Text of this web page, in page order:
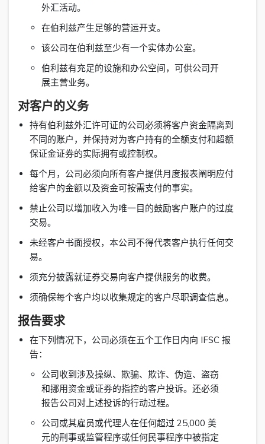
外汇活动。
在伯利兹产生足够的营运开支。
该公司在伯利兹至少有一个实体办公室。
伯利兹有充足的设施和办公空间，可供公司开
展主营业务。
对客户的义务
持有伯利兹外汇许可证的公司必须将客户资金隔离到
不同的账户，并保持对为客户持有的全额支付和超额
保证金证券的实际拥有或控制权。
每个月，公司必须向所有客户提供月度报表阐明应付
给客户的金额以及资金可按需支付的事实。
禁止公司以增加收入为唯一目的鼓励客户账户的过度
交易。
未经客户书面授权，本公司不得代表客户执行任何交
易。
须充分披露就证券交易向客户提供服务的收费。
须确保每个客户均以收集规定的客户尽职调查信息。
报告要求
在下列情况下，公司必须在五个工作日内向 IFSC 报
告：
公司收到涉及操纵、欺骗、欺诈、伪造、盗窃
和挪用资金或证券的指控的客户投诉。还必须
报告公司对上述投诉的行动过程。
公司或其雇员或代理人在任何超过 25,000 美
元的刑事或监管程序或任何民事程序中被指定